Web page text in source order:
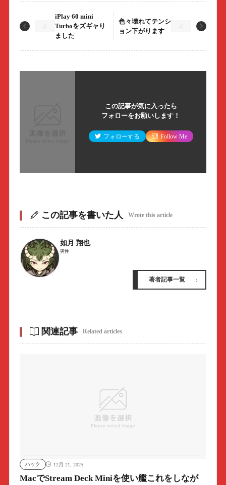
iPlay 60 mini
Turboをズギャり
ました
色々壊れてテンシ
ョン下がります
この記事が気に入ったら
フォローをお願いします！
フォローする Follow Me
この記事を書いた人 Wrote this article
如月 翔也
男性
著者記事一覧
関連記事 Related articles
ハック 12月 21, 2025
MacでStream Deck Miniを使い艦これをしなが